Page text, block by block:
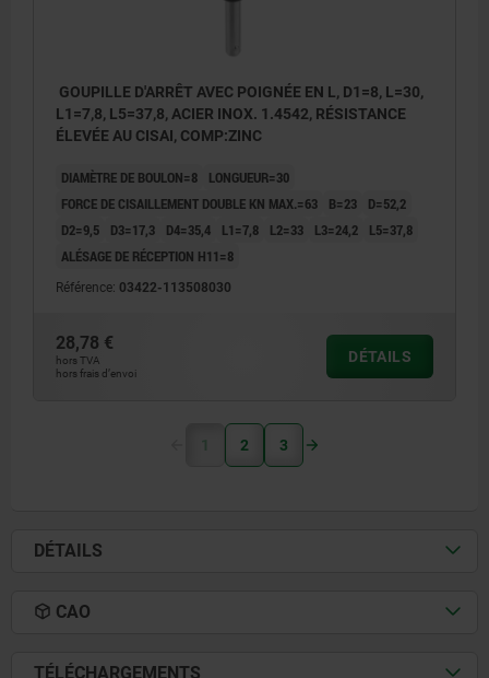
GOUPILLE D'ARRÊT AVEC POIGNÉE EN L, D1=8, L=30,
L1=7,8, L5=37,8, ACIER INOX. 1.4542, RÉSISTANCE
ÉLEVÉE AU CISAI, COMP:ZINC
DIAMÈTRE DE BOULON=8
LONGUEUR=30
FORCE DE CISAILLEMENT DOUBLE KN MAX.=63
B=23
D=52,2
D2=9,5
D3=17,3 D4=35,4 L1=7,8 L2=33 L3=24,2
L5=37,8
ALÉSAGE DE RÉCEPTION H11=8
Référence: 03422-113508030
28,78 €
hors TVA
hors frais d’envoi
DÉTAILS
1 2 3
DÉTAILS
CAO
TÉLÉCHARGEMENTS